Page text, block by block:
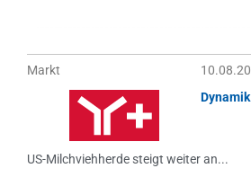
Markt
US-Milchviehherde steigt weiter an...